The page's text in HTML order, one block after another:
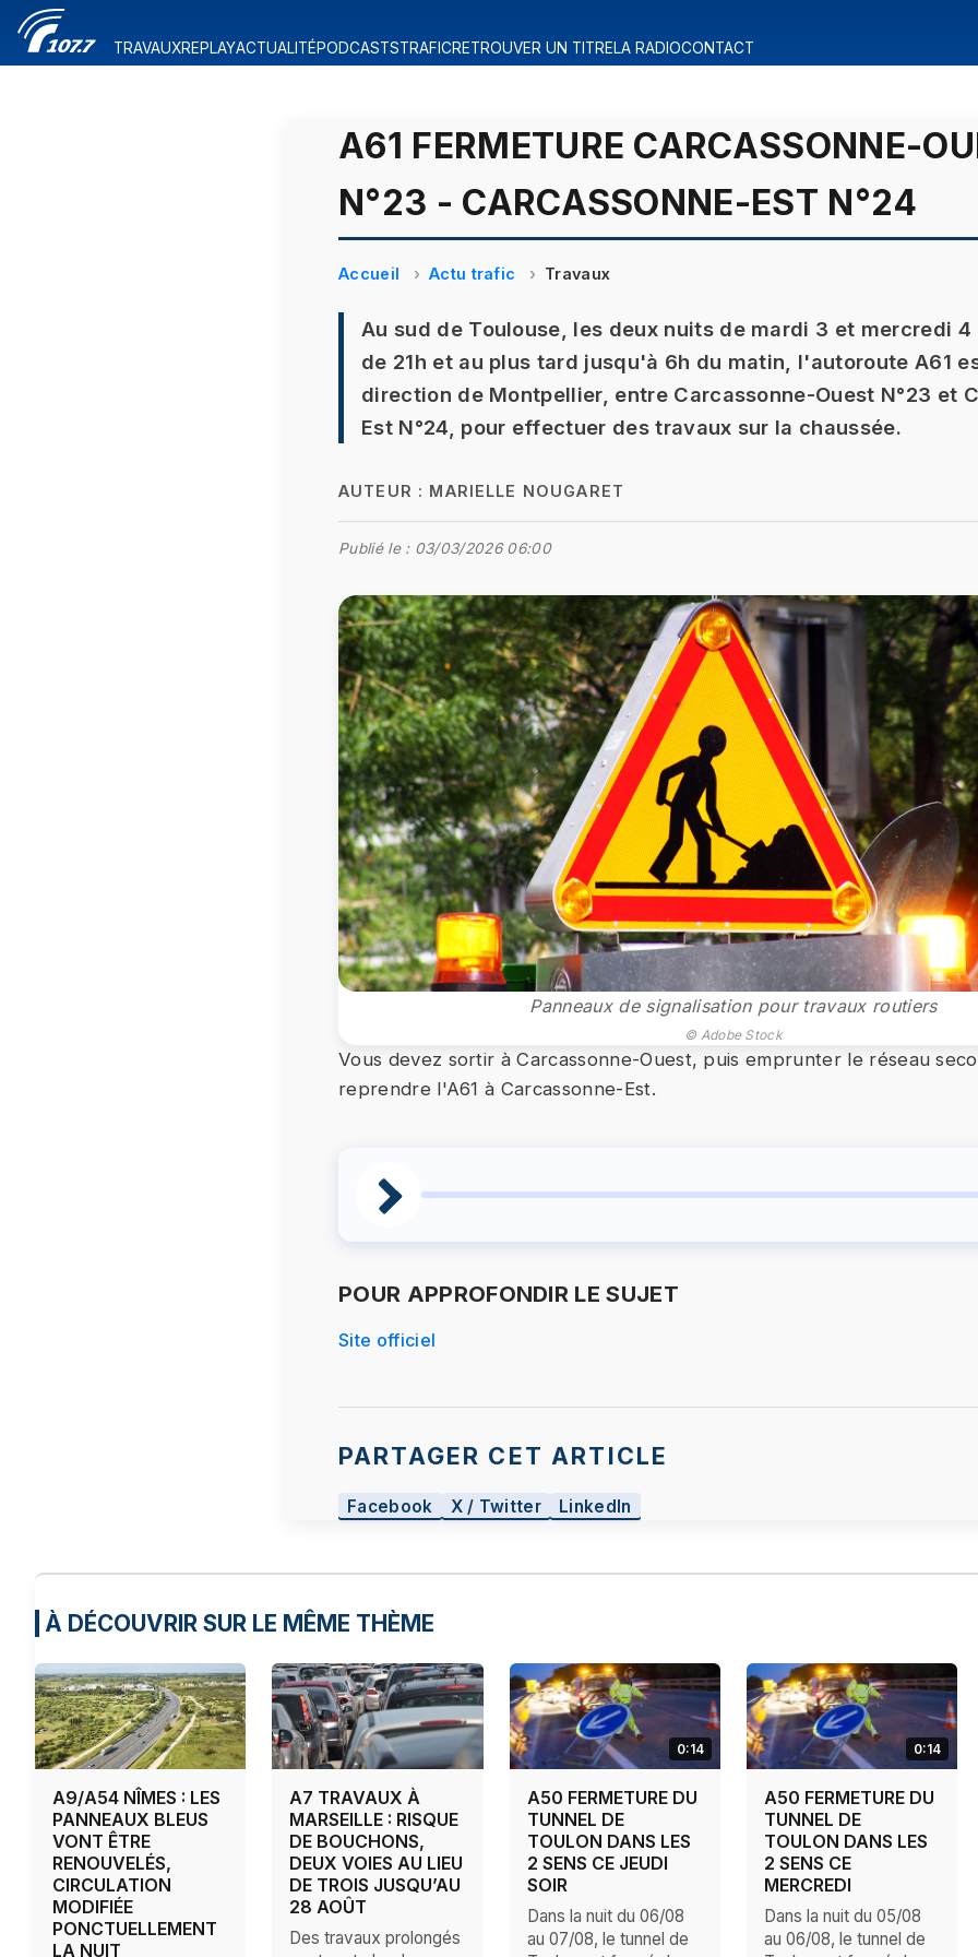
TRAVAUXREPLAYACTUALITÉPODCASTSTRAFICRETROUVER UN TITRELA RADIOCONTACT
A61 FERMETURE CARCASSONNE-
N°23 - CARCASSONNE-EST N°24
Accueil Actu trafic Travaux
Au sud de Toulouse, les deux nuits de mardi 3 et mercredi
de 21h et au plus tard jusqu'à 6h du matin, l'autoroute A61
direction de Montpellier, entre Carcassonne-Ouest N°23 et
Est N°24, pour effectuer des travaux sur la chaussée.
AUTEUR : MARIELLE NOUGARET
Publié le : 03/03/2026 06:00
Panneaux de signalisation pour travaux routiers
© Adobe Stock
Vous devez sortir à Carcassonne-Ouest, puis emprunter le réseau
reprendre l'A61 à Carcassonne-Est.
POUR APPROFONDIR LE SUJET
Site officiel
PARTAGER CET ARTICLE
Facebook X / Twitter LinkedIn
À DÉCOUVRIR SUR LE MÊME THÈME
A9/A54 NÎMES : LES
PANNEAUX BLEUS
VONT ÊTRE
RENOUVELÉS,
CIRCULATION
MODIFIÉE
PONCTUELLEMENT
LA NUIT
A7 TRAVAUX À
MARSEILLE : RISQUE
DE BOUCHONS,
DEUX VOIES AU LIEU
DE TROIS JUSQU’AU
28 AOÛT
Des travaux prolongés
0:14
A50 FERMETURE DU
TUNNEL DE
TOULON DANS LES
2 SENS CE JEUDI
SOIR
Dans la nuit du 06/08
au 07/08, le tunnel de
0:14
A50 FERMETURE DU
TUNNEL DE
TOULON DANS LES
2 SENS CE
MERCREDI
Dans la nuit du 05/08
au 06/08, le tunnel de